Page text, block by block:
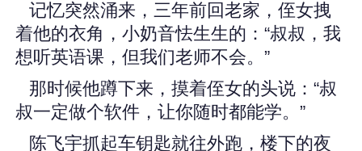
记忆突然涌来，三年前回老家，侄女拽
着他的衣角，小奶音怯生生的：“叔叔，我
想听英语课，但我们老师不会。”
那时候他蹲下来，摸着侄女的头说：“叔
叔一定做个软件，让你随时都能学。”
陈飞宇抓起车钥匙就往外跑，楼下的夜